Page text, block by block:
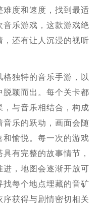
度和速度，找到最适
乐游戏，这款游戏绝
还有让人沉浸的视听
格独特的音乐手游，以
颖而出。每个关卡都
与音乐相结合，构成
乐的跃动，画面会随
愉悦。每一次的游戏
有完整的故事情节，
，地图会逐渐开放可
每个地点埋藏的音矿
获得与剧情密切相关